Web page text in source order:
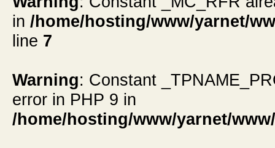
in /home/hosting/www/yarnet/
line 7
Warning: Constant
error in PHP 9 in
/home/hosting/www/yarnet/